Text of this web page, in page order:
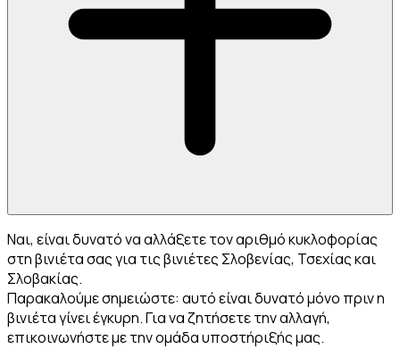
Ναι, είναι δυνατό να αλλάξετε τον αριθμό κυκλοφορίας
στη βινιέτα σας για τις βινιέτες Σλοβενίας, Τσεχίας και
Σλοβακίας.
Παρακαλούμε σημειώστε: αυτό είναι δυνατό μόνο πριν η
βινιέτα γίνει έγκυρη. Για να ζητήσετε την αλλαγή,
επικοινωνήστε με την ομάδα υποστήριξής μας.